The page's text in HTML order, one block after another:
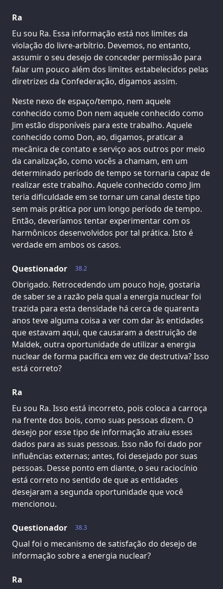
Ra
Eu sou Ra. Essa informação está nos limites da
violação do livre-arbítrio. Devemos, no entanto,
assumir o seu desejo de conceder permissão para
falar um pouco além dos limites estabelecidos pelas
diretrizes da Confederação, digamos assim.
Neste nexo de espaço/tempo, nem aquele
conhecido como Don nem aquele conhecido como
Jim estão disponíveis para este trabalho. Aquele
conhecido como Don, ao, digamos, praticar a
mecânica de contato e serviço aos outros por meio
da canalização, como vocês a chamam, em um
determinado período de tempo se tornaria capaz de
realizar este trabalho. Aquele conhecido como Jim
teria dificuldade em se tornar um canal deste tipo
sem mais prática por um longo período de tempo.
Então, deveríamos tentar experimentar com os
harmônicos desenvolvidos por tal prática. Isto é
verdade em ambos os casos.
38.2
Questionador
Obrigado. Retrocedendo um pouco hoje, gostaria
de saber se a razão pela qual a energia nuclear foi
trazida para esta densidade há cerca de quarenta
anos teve alguma coisa a ver com dar às entidades
que estavam aqui, que causaram a destruição de
Maldek, outra oportunidade de utilizar a energia
nuclear de forma pacífica em vez de destrutiva? Isso
está correto?
Ra
Eu sou Ra. Isso está incorreto, pois coloca a carroça
na frente dos bois, como suas pessoas dizem. O
desejo por esse tipo de informação atraiu esses
dados para as suas pessoas. Isso não foi dado por
influências externas; antes, foi desejado por suas
pessoas. Desse ponto em diante, o seu raciocínio
está correto no sentido de que as entidades
desejaram a segunda oportunidade que você
mencionou.
38.3
Questionador
Qual foi o mecanismo de satisfação do desejo de
informação sobre a energia nuclear?
Ra